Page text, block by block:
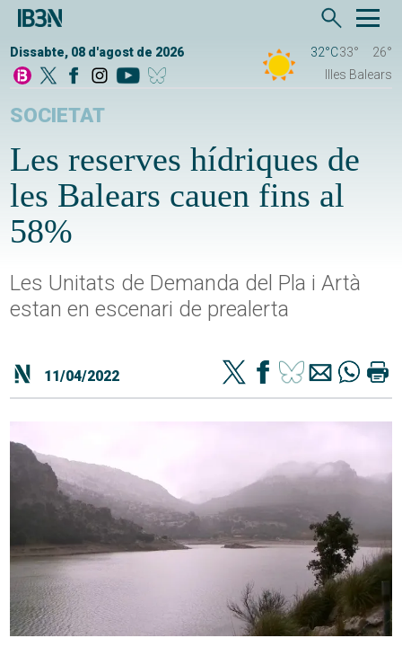
Dissabte, 08 d'agost de 2026 32°C33°
26°
Illes Balears
SOCIETAT
Les reserves hídriques de
les Balears cauen fins al
58%
Les Unitats de Demanda del Pla i Artà
estan en escenari de prealerta
11/04/2022